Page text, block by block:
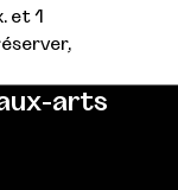
et 1
arts